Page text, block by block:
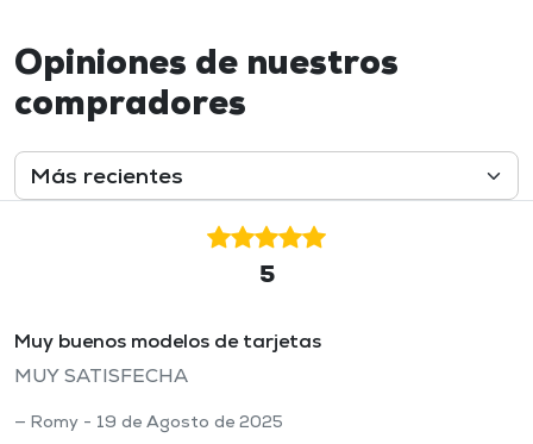
Opiniones de nuestros
compradores
5
Muy buenos modelos de tarjetas
MUY SATISFECHA
Romy - 19 de Agosto de 2025